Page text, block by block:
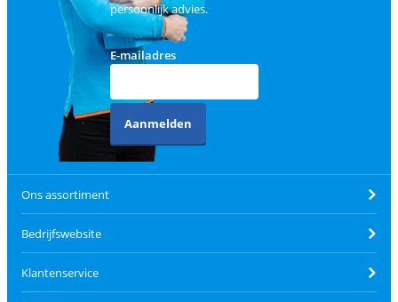
persoonlijk advies.
E-mailadres
Aanmelden
Ons assortiment
Bedrijfswebsite
Klantenservice